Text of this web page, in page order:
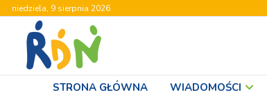
niedziela, 9 sierpnia 2026
STRONA GŁÓWNA WIADOMOŚCI